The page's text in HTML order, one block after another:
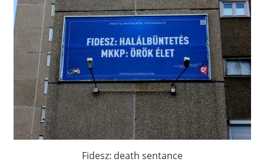
Fidesz: death sentance